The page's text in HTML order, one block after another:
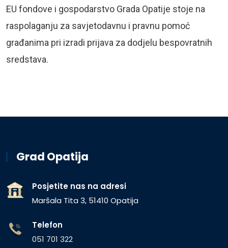
EU fondove i gospodarstvo Grada Opatije stoje na
raspolaganju za savjetodavnu i pravnu pomoć
građanima pri izradi prijava za dodjelu bespovratnih
sredstava.
Grad Opatija
Posjetite nas na adresi
Maršala Tita 3, 51410 Opatija
Telefon
051 701 322